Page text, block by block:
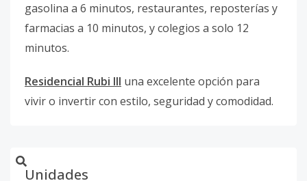
gasolina a 6 minutos, restaurantes, reposterías y
farmacias a 10 minutos, y colegios a solo 12
minutos.
Residencial Rubi III una excelente opción para
vivir o invertir con estilo, seguridad y comodidad.
Unidades